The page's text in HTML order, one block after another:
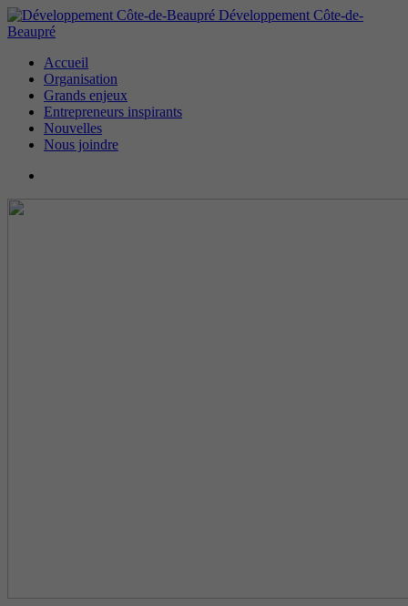
Développement Côte-de-
Beaupré
Accueil
Organisation
Grands enjeux
Entrepreneurs inspirants
Nouvelles
Nous joindre